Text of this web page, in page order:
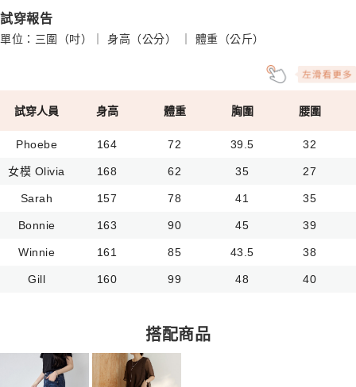
試穿報告
單位：三圍（吋）｜ 身高（公分） ｜ 體重（公斤）
試穿人員 身高 體重 胸圍 腰圍
Phoebe 164 72 39.5 32
女模 Olivia 168 62 35 27
Sarah 157 78 41 35
Bonnie 163 90 45 39
Winnie 161 85 43.5 38
Gill 160 99 48 40
搭配商品